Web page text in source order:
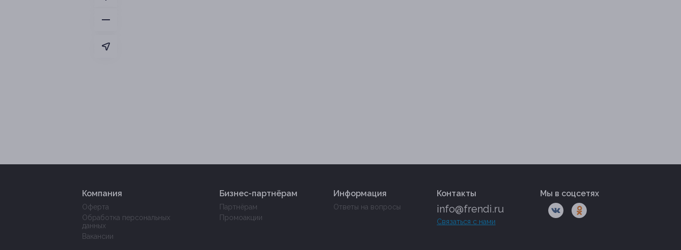
Компания
Оферта
Обработка персональных
данных
Вакансии
Бизнес-партнёрам
Партнёрам
Промоакции
Информация
Ответы на вопросы
Контакты
info@frendi.ru
Связаться с нами
Мы в соцсетях